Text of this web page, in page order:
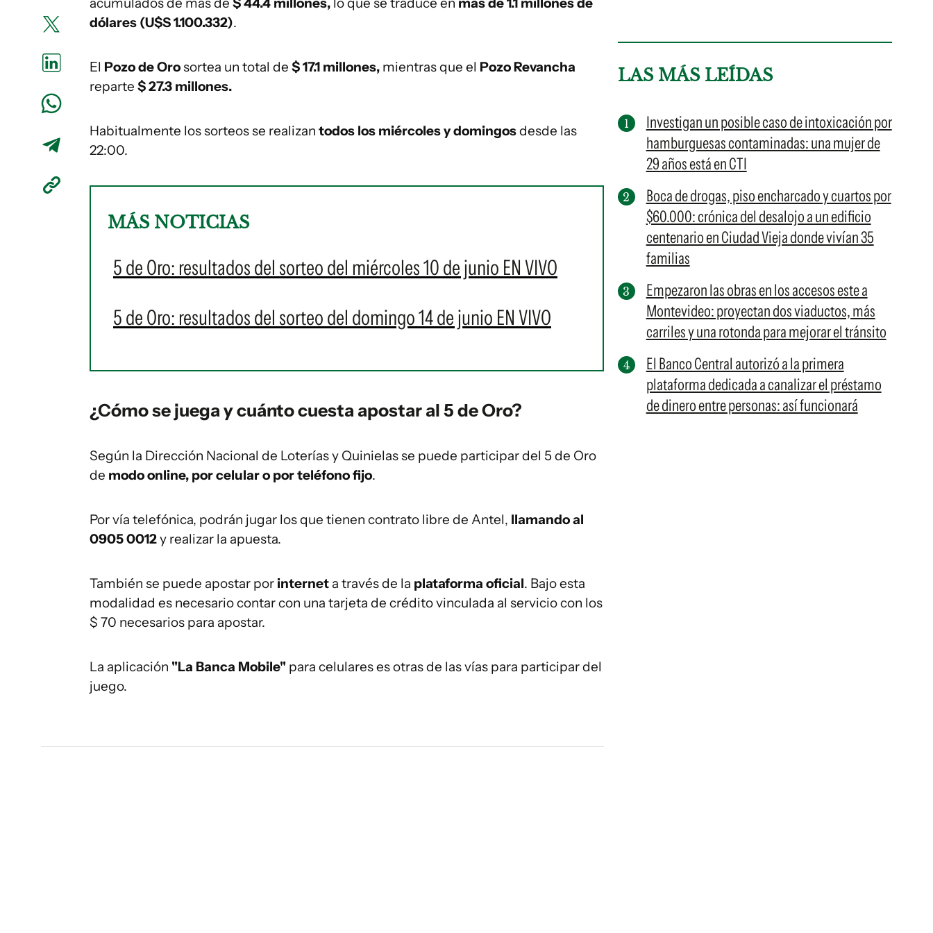
dólares (U$S 1.100.332).
El Pozo de Orosortea un total de $17.1 millones, mientras que el Pozo Revancha
reparte $ 27.3 millones.
Habitualmente los sorteos se realizan todos los miércoles y domingosdesde las
22:00.
MÁS NOTICIAS
5 de Oro: resultados del sorteo del miércoles 10 de junio EN VIVO
5 de Oro: resultados del sorteo del domingo 14 de junio EN VIVO
¿Cómo se juega y cuánto cuesta apostar al 5 de Oro?
Según la Dirección Nacional de Loterías y Quinielas se puede participar del 5 de Oro
de modo online, por celular o por teléfono fijo.
Por vía telefónica, podrán jugar los que tienen contrato libre de Antel, llamando al
0905 0012y realizar la apuesta.
También se puede apostar por internet a través de la plataforma oficial. Bajo esta
modalidad es necesario contar con una tarjeta de crédito vinculada al servicio con los
$ 70 necesarios para apostar.
La aplicación "La Banca Mobile" para celulares es otras de las vías para participar del
juego.
LAS MÁS LEÍDAS
Investigan un posible caso de intoxicación por
hamburguesas contaminadas: una mujer de
29 años está en CTI
Boca de drogas, piso encharcado y cuartos por
$60.000: crónica del desalojo a un edificio
centenario en Ciudad Vieja donde vivían 35
familias
Empezaron las obras en los accesos este a
Montevideo: proyectan dos viaductos, más
carriles y una rotonda para mejorar el tránsito
El Banco Central autorizó a la primera
plataforma dedicada a canalizar el préstamo
de dinero entre personas: así funcionará